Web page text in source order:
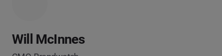
Will McInnes